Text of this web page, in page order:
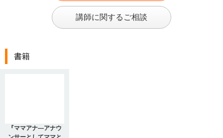
講師に関するご相談
書籍
『ママアナ―アナウ